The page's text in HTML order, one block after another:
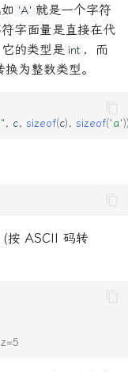
'A' 就是一个字符
字面量是直接在代
的类型是 int ，而
为整数类型。
, c, sizeof(c), sizeof('a'
(按 ASCII 码转